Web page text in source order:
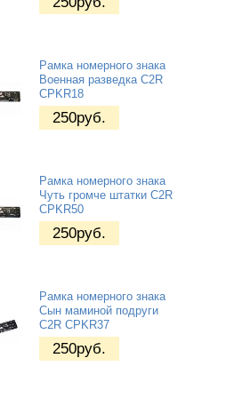
Рамка номерного знака
Военная разведка C2R
CPKR18
250руб.
Рамка номерного знака
Чуть громче штатки C2R
CPKR50
250руб.
Рамка номерного знака
Сын маминой подруги
C2R CPKR37
250руб.